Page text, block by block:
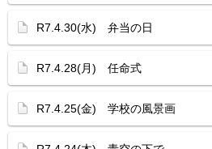
R7.4.30(水) 弁当の日
R7.4.28(月) 任命式
R7.4.25(金) 学校の風景画